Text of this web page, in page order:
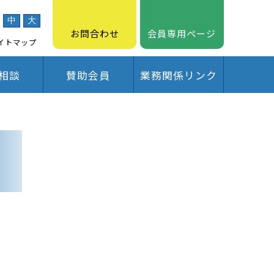
中 大
トマップ
お問合わせ 会員専用ページ
談 賛助会員 業務関係リンク